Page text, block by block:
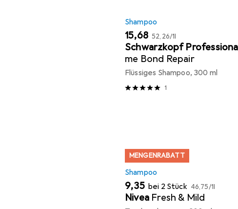
Shampoo
EUR
15,68 EUR
52,26/1l
Schwarzkopf
me Bond Repair
Flüssiges Shampoo, 300 ml
1
MENGENRABATT
Shampoo
EUR
9,35 bei 2 Stück EUR
46,75/1l
Nivea Fresh & Mild